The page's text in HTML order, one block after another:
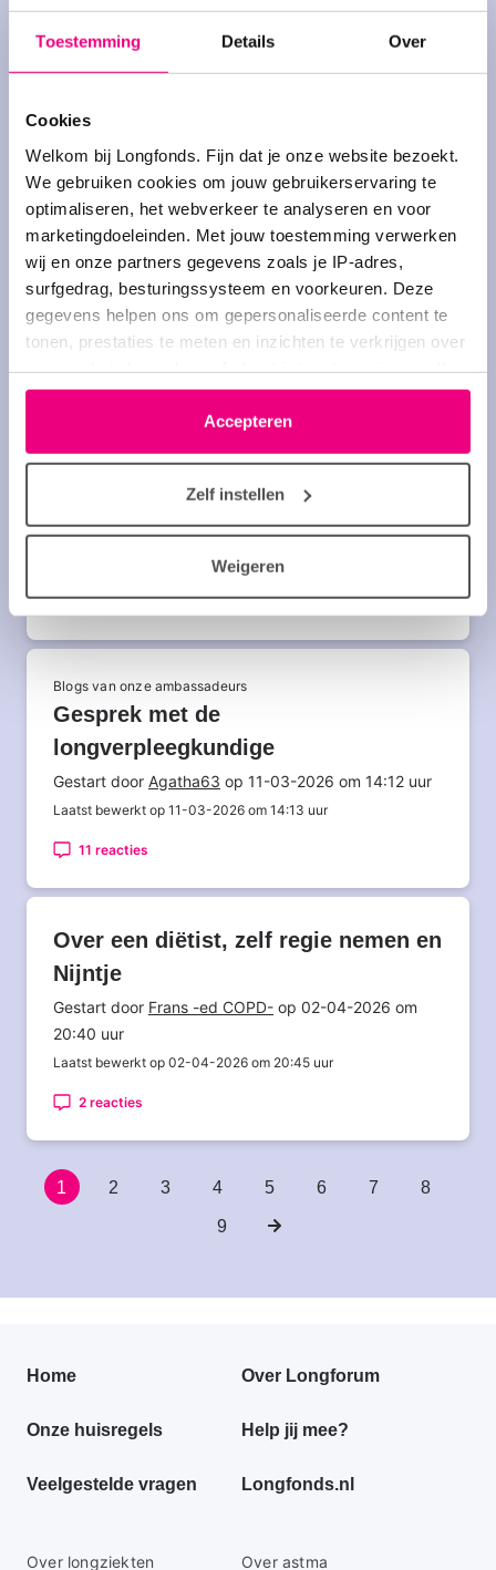
Toestemming Details Over
Cookies
Welkom bij Longfonds. Fijn dat je onze website bezoekt.
We gebruiken cookies om jouw gebruikerservaring te
optimaliseren, het webverkeer te analyseren en voor
marketingdoeleinden. Met jouw toestemming verwerken
wij en onze partners gegevens zoals je IP-adres,
surfgedrag, besturingssysteem en voorkeuren. Deze
gegevens helpen ons om gepersonaliseerde content te
tonen, prestaties te meten en inzichten te verkrijgen over
moment wijzigen of intrekken via het cookie-icoontje
linksonder elke pagina. De lijst met partners is te vinden
in het tabblad “details”.
Accepteren
Zelf instellen
Weigeren
Laatst bewerkt op 07-06-2026 om 09:38 uur
4 reacties
Over Nijntje, hoe saai het leven kan
zijn en een zorgverzekeraar (de 2e
letter is een G)
Gestart doorFrans -ed COPD-op 19-05-2026 om
2 reacties
Terug naar de huisarts.....
Agatha63op 19-05-2026 om 11:01 uur
13 reacties
Gesprek met de
longverpleegkundige
In
groep:
Blogs van onze ambassadeurs
Gestart door Agatha63 op 11-03-2026 om 14:12 uur
Laatst bewerkt op 11-03-2026 om 14:13 uur
11 reacties
Over een diëtist, zelf regie nemen en
Nijntje
Gestart door Frans -ed COPD- op 02-04-2026 om
20:40 uur
Laatst bewerkt op 02-04-2026 om 20:45 uur
2 reacties
Paginering
Huidige
1 Pagina
2 Pagina
3 Pagina
4 Pagina
5 Pagina
6 Pagina
7 Pagina
8
Pagina
9
Volgende
Primair
menu
Home Over Longforum
Onze huisregels Help jij mee?
Veelgestelde vragen Longfonds.nl
Secundaire
Over longziekten Over astma